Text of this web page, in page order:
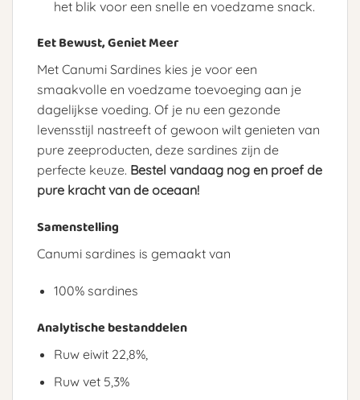
het blik voor een snelle en voedzame snack.
Eet Bewust, Geniet Meer
Met Canumi Sardines kies je voor een
smaakvolle en voedzame toevoeging aan je
dagelijkse voeding. Of je nu een gezonde
levensstijl nastreeft of gewoon wilt genieten van
pure zeeproducten, deze sardines zijn de
perfecte keuze. Bestel vandaag nog en proef de
pure kracht van de oceaan!
Samenstelling
Canumi sardines is gemaakt van
100% sardines
Analytische bestanddelen
Ruw eiwit 22,8%,
Ruw vet 5,3%